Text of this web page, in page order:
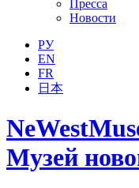
Пресса
Новости
РУ
EN
FR
日本
Музей